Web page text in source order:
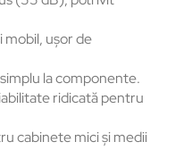
mobil, ușor de
la componente.
ridicată pentru
cabinete mici și medii